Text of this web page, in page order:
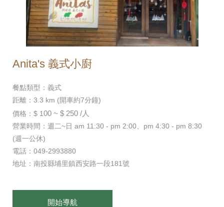
Anita's 義式小廚
餐點類型：義式
距離：3.3 km (開車約7分鐘)
價格：$ 100 ~ $ 250 /人
營業時間：週二~日 am 11:30 - pm 2:00、pm 4:30 - pm 8:30
(週一公休)
電話：049-2993880
地址：南投縣埔里鎮西安路一段181號
開始導航